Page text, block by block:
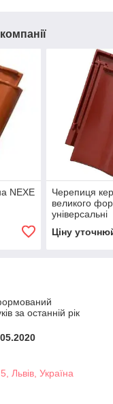
NEXE
Черепиця
великого
універсальні
герметичні
Ціну
за останній рік
Львів, Україна